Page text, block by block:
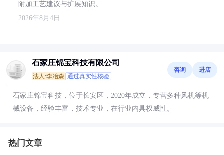
附加工艺建议与扩展知识。
2026年8月4日
石家庄锦宝科技有限公司
法人:李冶森 通过真实性核验
咨询 进店
石家庄锦宝科技，位于长安区，2020年成立，专营多种风机等机
械设备，经验丰富，技术专业，在行业内具权威性。
热门文章